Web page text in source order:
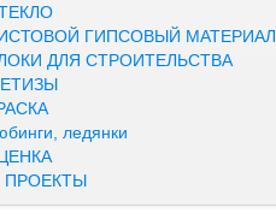
ГИПСОВЫЙ МАТЕРИАЛ
ДЛЯ СТРОИТЕЛЬСТВА
ледянки
ПРОЕКТЫ